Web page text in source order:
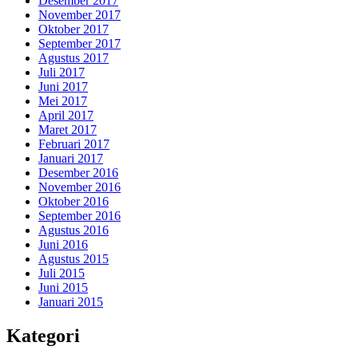
November 2017
Oktober 2017
September 2017
Agustus 2017
Juli 2017
Juni 2017
Mei 2017
April 2017
Maret 2017
Februari 2017
Januari 2017
Desember 2016
November 2016
Oktober 2016
September 2016
Agustus 2016
Juni 2016
Agustus 2015
Juli 2015
Juni 2015
Januari 2015
Kategori